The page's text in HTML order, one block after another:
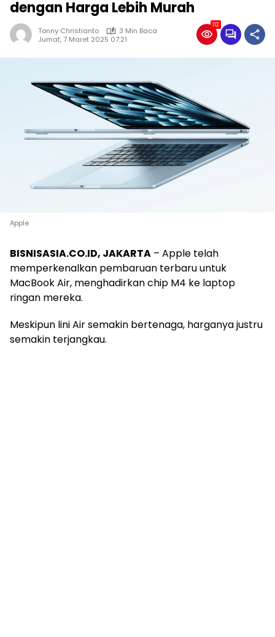
dengan Harga Lebih Murah
Tonny Christianto
3 Min Baca
Jumat, 7 Maret 2025 07:21
112
Apple
BISNISASIA.CO.ID, JAKARTA – Apple telah
memperkenalkan pembaruan terbaru untuk
MacBook Air, menghadirkan chip M4 ke laptop
ringan mereka.
Meskipun lini Air semakin bertenaga, harganya justru
semakin terjangkau.